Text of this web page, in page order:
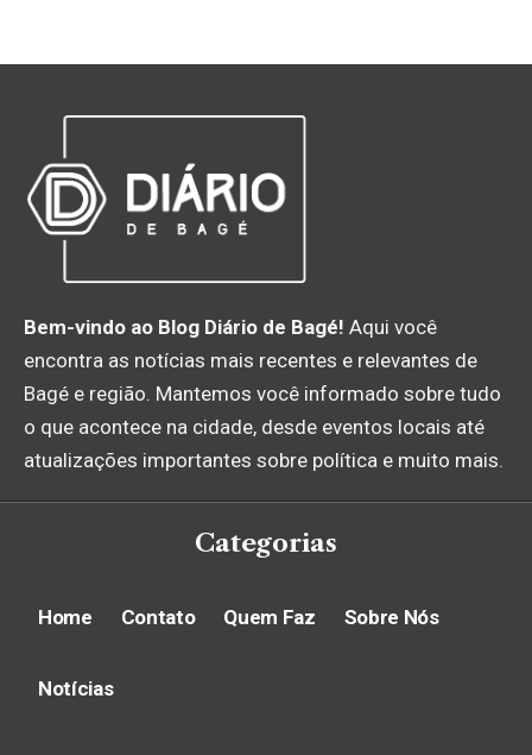
Bem-vindo ao Blog Diário de Bagé! Aqui você
encontra as notícias mais recentes e relevantes de
Bagé e região. Mantemos você informado sobre tudo
o que acontece na cidade, desde eventos locais até
atualizações importantes sobre política e muito mais.
Categorias
Home Contato Quem Faz Sobre Nós
Notícias